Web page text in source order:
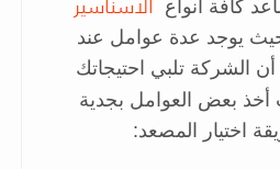
كافة أنواع
حيث يوجد عدة عوامل عند
أن الشركة تلبي احتيجاتك
أخذ بعض العوامل بجدية
اختيار المصعد: